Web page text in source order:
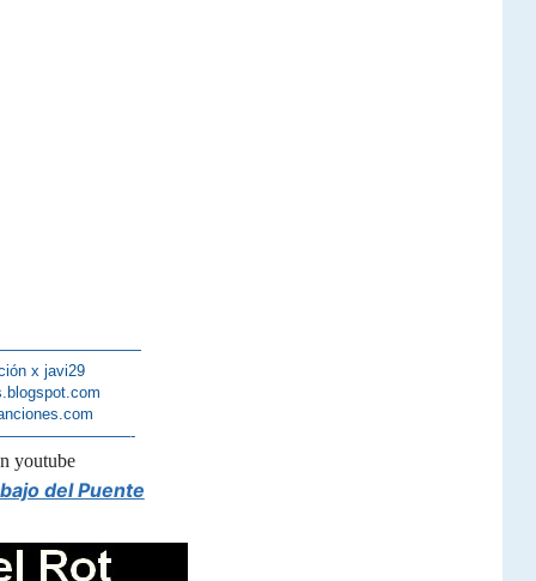
x javi29
youtube
del Puente